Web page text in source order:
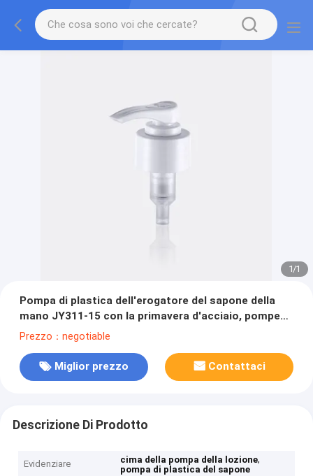
1/1
Pompa di plastica dell'erogatore del sapone della
mano JY311-15 con la primavera d'acciaio, pompe
senz'aria per i cosmetici
Prezzo：negotiable
Miglior prezzo Contattaci
Descrizione Di Prodotto
Evidenziare cima della pompa della lozione,
pompa di plastica del sapone